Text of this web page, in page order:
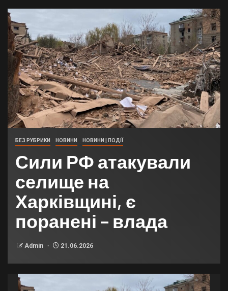
БЕЗ РУБРИКИ НОВИНИ НОВИНИ | ПОДІЇ
Сили РФ атакували
селище на
Харківщині, є
поранені – влада
Admin 21.06.2026